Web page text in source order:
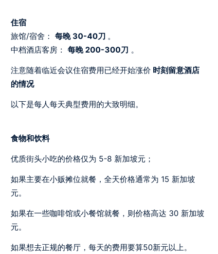
住宿
旅馆/宿舍：每晚 30-40刀 。
中档酒店客房：每晚 200-300刀 。
注意随着临近会议住宿费用已经开始涨价 时刻留意酒店
的情况
以下是每人每天典型费用的大致明细。
食物和饮料
优质街头小吃的价格仅为 5-8 新加坡元；
如果主要在小贩摊位就餐，全天价格通常为 15 新加坡
元。
如果在一些咖啡馆或小餐馆就餐，则价格高达 30 新加坡
元。
如果想去正规的餐厅，每天的费用要算50新元以上。